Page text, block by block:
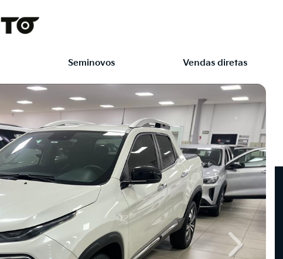
Seminovos Vendas diretas
Next